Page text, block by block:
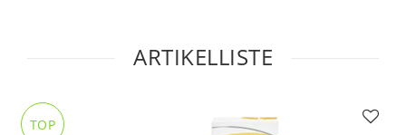
ARTIKELLISTE
TOP